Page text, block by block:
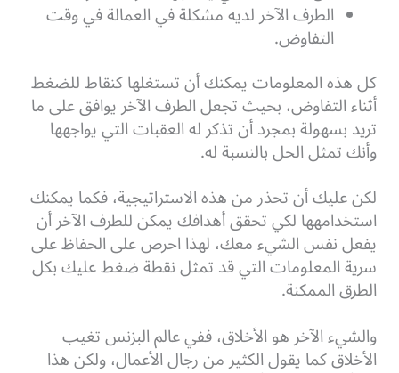
الطرف الآخر لديه مشكلة في العمالة في وقت
التفاوض.
كل هذه المعلومات يمكنك أن تستغلها كنقاط للضغط
أثناء التفاوض، بحيث تجعل الطرف الآخر يوافق على ما
تريد بسهولة بمجرد أن تذكر له العقبات التي يواجهها
وأنك تمثل الحل بالنسبة له.
لكن عليك أن تحذر من هذه الاستراتيجية، فكما يمكنك
استخدامهها لكي تحقق أهدافك يمكن للطرف الآخر أن
يفعل نفس الشيء معك، لهذا احرص على الحفاظ على
سرية المعلومات التي قد تمثل نقطة ضغط عليك بكل
الطرق الممكنة.
والشيء الآخر هو الأخلاق، ففي عالم البزنس تغيب
الأخلاق كما يقول الكثير من رجال الأعمال، ولكن هذا